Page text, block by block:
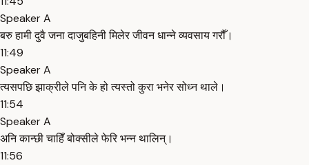
Speaker A
बरु हामी दुवै जना दाजुबहिनी मिलेर जीवन धान्ने व्यवसाय गरौँ।
11:49
Speaker A
त्यसपछि झाक्रीले पनि के हो त्यस्तो कुरा भनेर सोध्न थाले।
11:54
Speaker A
अनि कान्छी चाहिँ बोक्सीले फेरि भन्न थालिन्।
11:56